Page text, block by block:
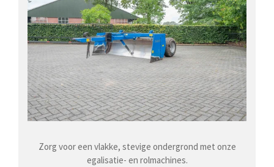
Zorg voor een vlakke, stevige ondergrond met onze
egalisatie- en rolmachines.